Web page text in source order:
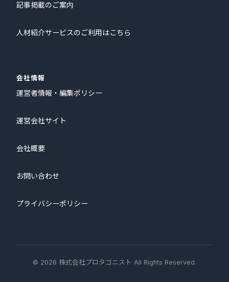
記事掲載のご案内
人材紹介サービスのご利用はこちら
会社情報
運営者情報・編集ポリシー
運営会社サイト
会社概要
お問い合わせ
プライバシーポリシー
© 2026 株式会社プロタゴニスト All Rights Reserved.